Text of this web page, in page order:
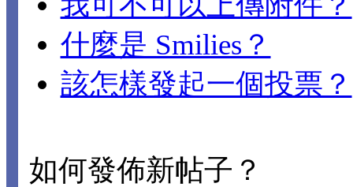
什麼是 Smilies？
該怎樣發起一個投票？
如何發佈新帖子？